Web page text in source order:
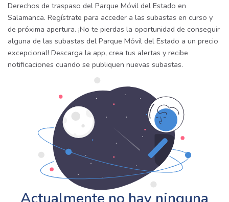
Derechos de traspaso del Parque Móvil del Estado en
Salamanca. Regístrate para acceder a las subastas en curso y
de próxima apertura. ¡No te pierdas la oportunidad de conseguir
alguna de las subastas del Parque Móvil del Estado a un precio
excepcional! Descarga la app, crea tus alertas y recibe
notificaciones cuando se publiquen nuevas subastas.